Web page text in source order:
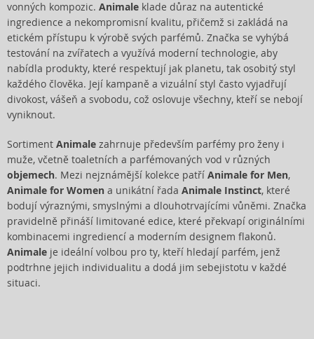
vonných kompozic. Animale klade důraz na autentické
ingredience a nekompromisní kvalitu, přičemž si zakládá na
etickém přístupu k výrobě svých parfémů. Značka se vyhýbá
testování na zvířatech a využívá moderní technologie, aby
nabídla produkty, které respektují jak planetu, tak osobitý styl
každého člověka. Její kampaně a vizuální styl často vyjadřují
divokost, vášeň a svobodu, což oslovuje všechny, kteří se nebojí
vyniknout.
Sortiment Animale zahrnuje především parfémy pro ženy i
muže, včetně toaletních a parfémovaných vod v různých
objemech. Mezi nejznámější kolekce patří Animale for Men,
Animale for Women a unikátní řada Animale Instinct, které
bodují výraznými, smyslnými a dlouhotrvajícími vůněmi. Značka
pravidelně přináší limitované edice, které překvapí originálními
kombinacemi ingrediencí a moderním designem flakonů.
Animale je ideální volbou pro ty, kteří hledají parfém, jenž
podtrhne jejich individualitu a dodá jim sebejistotu v každé
situaci.